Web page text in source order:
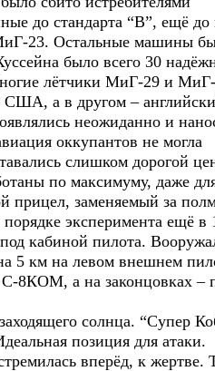
до стандарта “В”, ещё до
23. Остальные машины
было всего 30
лётчики МиГ-29 и
а в другом –
неожиданно и
оккупантов не могла
слишком дорогой
по максимуму, даже
прицел, заменяемый за
эксперимента ещё в
кабиной пилота.
5 км на левом внешнем
8КОМ, а на законцовках –
солнца. “Супер
позиция для атаки.
вперёд, к жертве.